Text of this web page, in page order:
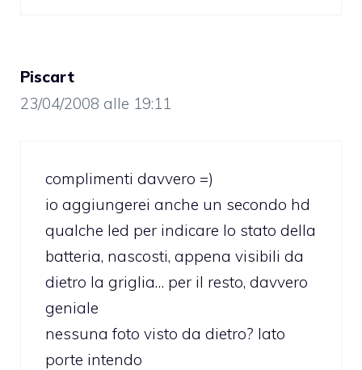
Piscart
23/04/2008 alle 19:11
complimenti davvero =)
io aggiungerei anche un secondo hd
qualche led per indicare lo stato della
batteria, nascosti, appena visibili da
dietro la griglia… per il resto, davvero
geniale
nessuna foto visto da dietro? lato
porte intendo